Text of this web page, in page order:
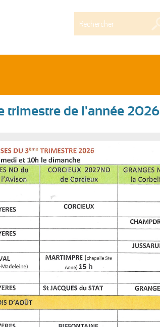
trimestre de l'année 2026